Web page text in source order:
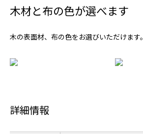
木材と布の色が選べます
木の表面材、布の色をお選びいただけます。
詳細情報